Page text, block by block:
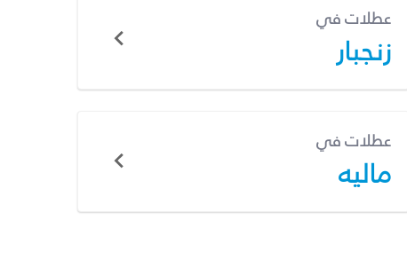
عطلات في
زنجبار
عطلات في
ماليه